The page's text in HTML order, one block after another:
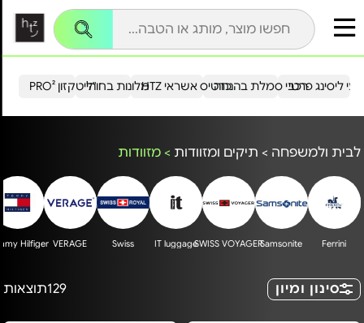
הייטקזון PRO²מלונות בחו"ל כרטיס אשראי HTZ ליסינג פרטירכבי סמלת בהנחה
לבית ולמשפחה > תיקים ומזוודות > מזוודות
Ferrini
Samsonite
SWISS VOYAGER
IT luggage
Swiss
VERAGE
Hilfiger
סינון ומיון 129תוצאות